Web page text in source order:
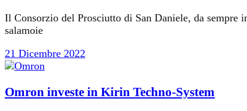
Il Consorzio del Prosciutto di San Daniele, da sempre
salamoie
21 Dicembre 2022
Omron investe in Kirin Techno-System